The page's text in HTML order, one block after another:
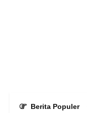
Berita Populer